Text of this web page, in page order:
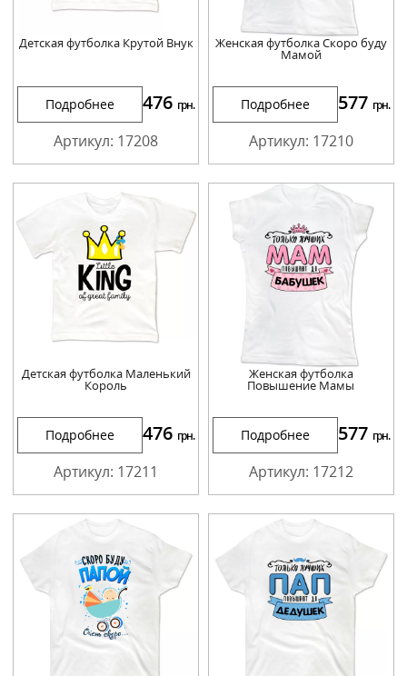
Детская футболка Крутой Внук
Подробнее 476 грн.
Артикул: 17208
Женская футболка Скоро буду
Мамой
Подробнее 577 грн.
Артикул: 17210
Детская футболка Маленький
Король
Подробнее 476 грн.
Артикул: 17211
Женская футболка
Повышение Мамы
Подробнее 577 грн.
Артикул: 17212